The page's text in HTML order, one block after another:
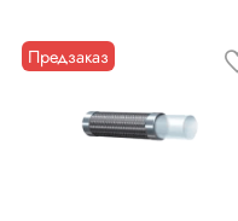
Предзаказ